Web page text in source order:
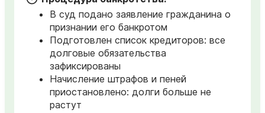
В суд подано заявление гражданина о
признании его банкротом
Подготовлен список кредиторов: все
долговые обязательства
зафиксированы
Начисление штрафов и пеней
приостановлено: долги больше не
растут